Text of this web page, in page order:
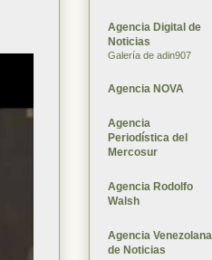
Agencia Digital de
Noticias
Galería de adin907
Agencia NOVA
Agencia
Periodística del
Mercosur
Agencia Rodolfo
Walsh
Agencia Venezolana
de Noticias